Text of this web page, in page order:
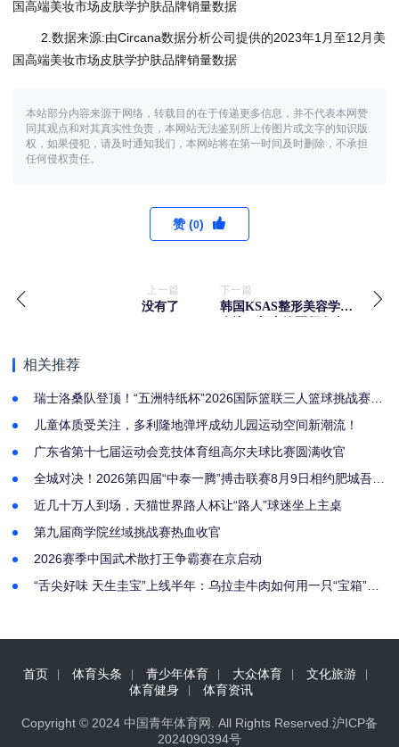
国高端美妆市场皮肤学护肤品牌销量数据
2.数据来源:由Circana数据分析公司提供的2023年1月至12月美
国高端美妆市场皮肤学护肤品牌销量数据
本站部分内容来源于网络，转载目的在于传递更多信息，并不代表本网赞
同其观点和对其真实性负责，本网站无法鉴别所上传图片或文字的知识版
权，如果侵犯，请及时通知我们，本网站将在第一时间及时删除，不承担
任何侵权责任。
赞 (0)
上一篇
没有了
下一篇
韩国KSAS整形美容学术
相关推荐
瑞士洛桑队登顶！“五洲特纸杯”2026国际篮联三人篮球挑战赛汉
儿童体质受关注，多利隆地弹坪成幼儿园运动空间新潮流！
广东省第十七届运动会竞技体育组高尔夫球比赛圆满收官
全城对决！2026第四届“中泰一腾”搏击联赛8月9日相约肥城吾悦
近几十万人到场，天猫世界路人杯让“路人”球迷坐上主桌
第九届商学院丝域挑战赛热血收官
2026赛季中国武术散打王争霸赛在京启动
“舌尖好味 天生圭宝”上线半年：乌拉圭牛肉如何用一只“宝箱”抢
首页 体育头条 青少年体育 大众体育
文化旅游
体育健身
体育资讯
Copyright © 2024 中国青年体育网 . All Rights Reserved. 沪ICP备
2024090394号